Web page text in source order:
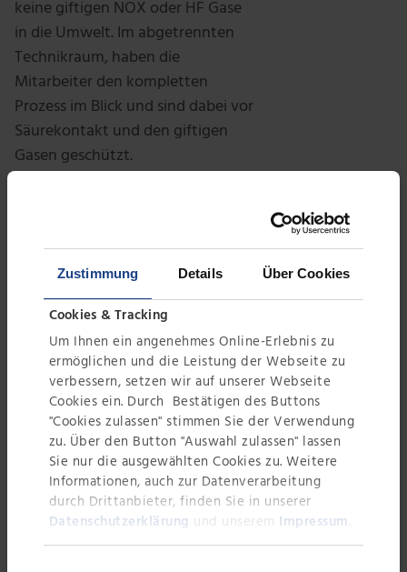
Zustimmung Details Über Cookies
Cookies & Tracking
Um Ihnen ein angenehmes Online-Erlebnis zu
ermöglichen und die Leistung der Webseite zu
verbessern, setzen wir auf unserer Webseite
Cookies ein. Durch Bestätigen des Buttons
"Cookies zulassen" stimmen Sie der Verwendung
zu. Über den Button "Auswahl zulassen" lassen
Sie nur die ausgewählten Cookies zu. Weitere
Informationen, auch zur Datenverarbeitung
durch Drittanbieter, finden Sie in unserer
Datenschutzerklärung und unserem Impressum
keine giftigen NOX oder HF Gase
in die Umwelt. Im abgetrennten
Technikraum, haben die
Mitarbeiter den kompletten
Prozess im Blick und sind dabei vor
Säurekontakt und den giftigen
Gasen geschützt.
einer eigenen
Abwasseraufbereitungsanlage
gereinigt sodass es anschließend
wieder in die Kanalisation geleitet
werden kann. Hauptbestandteile
der Anlage sind ein Pufferbehälter,
ein Reaktionsbehälter für die
Neutralisation sowie Fällung und
Flockung und ein
Vakuumbandfilter, der die
Feststoffe effektiv aus dem
Abwasser abtrennt.